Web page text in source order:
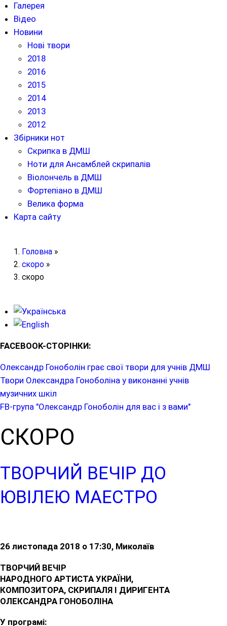
Галерея
Відео
Новини
Нові твори
2018
2016
2015
2014
2013
2012
Збірники нот
Скрипка в ДМШ
Ноти для Ансамблей скрипалів
Віолончель в ДМШ
Фортепіано в ДМШ
Велика форма
Карта сайту
Головна»
скоро »
скоро
FACEBOOK-СТОРІНКИ:
Олександр Гоноболін грає свої твори для учнів ДМШ
Твори Олександра Гоноболіна у виконанні учнів
музичних шкіл
FB-група "Олександр Гоноболін для вас і з вами"
СКОРО
ТВОРЧИЙ ВЕЧІР ДО
ЮВІЛЕЮ МАЕСТРО
26 листопада 2018 о 17:30, Миколаїв
ТВОРЧИЙ ВЕЧІР
НАРОДНОГО АРТИСТА УКРАЇНИ,
КОМПОЗИТОРА, СКРИПАЛЯ І ДИРИГЕНТА
ОЛЕКСАНДРА ГОНОБОЛІНА
У програмі: